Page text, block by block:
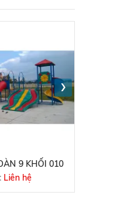
9 KHỐI 010
Liên hệ
›